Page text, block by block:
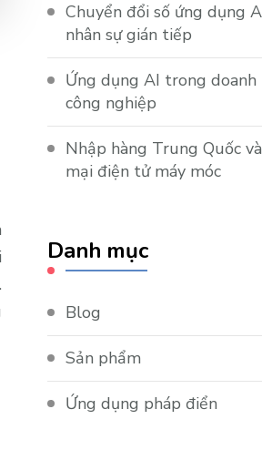
Chuyển đổi số ứng dụng
nhân sự gián tiếp
Ứng dụng AI trong doanh
công nghiệp
Nhập hàng Trung Quốc
mại điện tử máy móc
Danh mục
Blog
Sản phẩm
Ứng dụng pháp điển